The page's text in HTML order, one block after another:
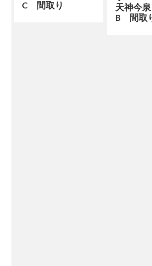
C 間取り
天神今
B 間取